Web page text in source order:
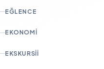
EĞLENCE
EKONOMI
EKSKURSII